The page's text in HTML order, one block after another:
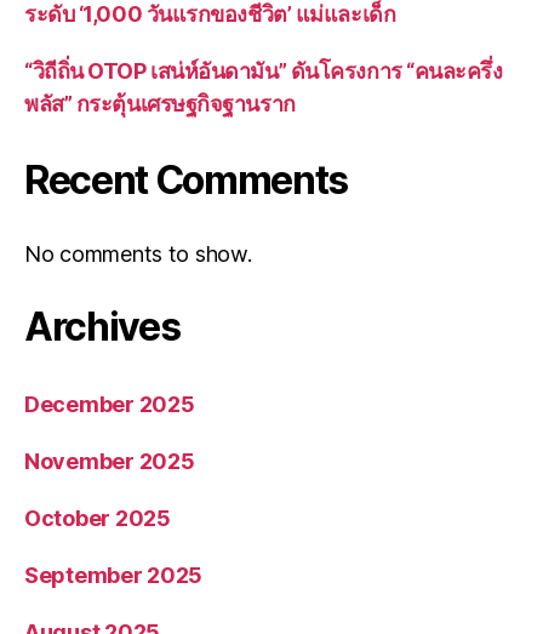
ระดับ ‘1,000 วันแรกของชีวิต’ แม่และเด็ก
“วิถีถิ่น OTOP เสน่ห์อันดามัน” ดันโครงการ “คนละครึ่ง
พลัส” กระตุ้นเศรษฐกิจฐานราก
Recent Comments
No comments to show.
Archives
December 2025
November 2025
October 2025
September 2025